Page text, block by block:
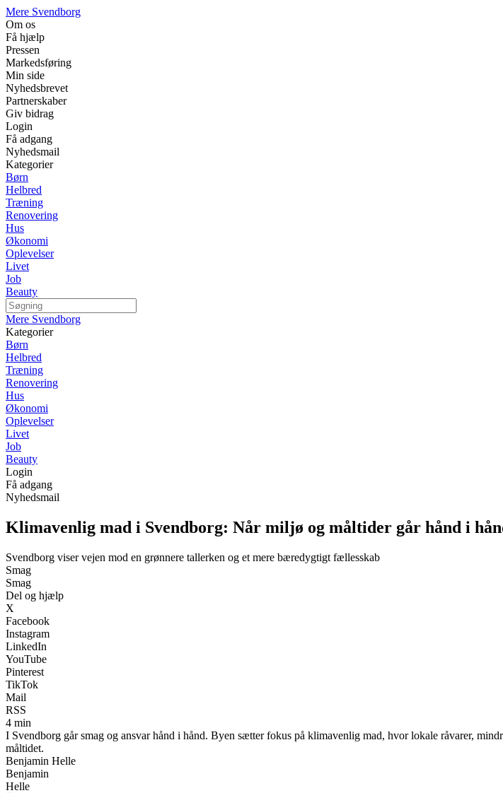
Mere Svendborg
Om os
Få hjælp
Pressen
Markedsføring
Min side
Nyhedsbrevet
Partnerskaber
Giv bidrag
Login
Få adgang
Nyhedsmail
Kategorier
Børn
Helbred
Træning
Renovering
Hus
Økonomi
Oplevelser
Livet
Job
Beauty
Mere Svendborg
Kategorier
Børn
Helbred
Træning
Renovering
Hus
Økonomi
Oplevelser
Livet
Job
Beauty
Login
Få adgang
Nyhedsmail
Klimavenlig mad i Svendborg: Når miljø og måltider går hånd i
Svendborg viser vejen mod en grønnere tallerken og et mere bæredygtigt fællesskab
Smag
Smag
Del og hjælp
X
Facebook
Instagram
LinkedIn
YouTube
Pinterest
TikTok
Mail
RSS
4 min
I Svendborg går smag og ansvar hånd i hånd. Byen sætter fokus på klimavenlig mad, hvor lokale råvarer,
måltidet.
Benjamin Helle
Benjamin
Helle